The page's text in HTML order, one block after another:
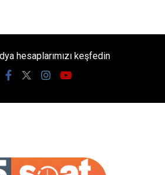
hesaplarımızı keşfedin